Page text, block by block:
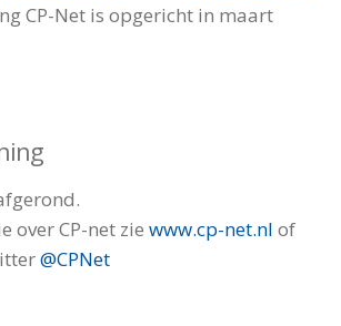
CP-Net is opgericht in maart
over CP-net zie www.cp-net.nl of
@CPNet